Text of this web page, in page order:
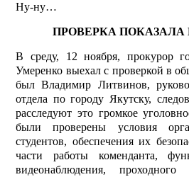
Ну-ну…
ПРОВЕРКА
В среду, 12 ноября, прокурор
Умеренко выехал с проверкой в
был Владимир Литвинов,
отдела по городу Якутску,
расследуют это громкое
были проверены условия
студентов, обеспечения их
части работы коменданта,
видеонаблюдения,